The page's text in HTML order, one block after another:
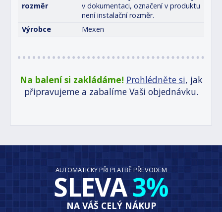
rozměr
v dokumentaci, označení v produktu
není instalační rozměr.
Výrobce
Mexen
Na balení si zakládáme! Prohlédněte si, jak
připravujeme a zabalíme Vaši objednávku.
AUTOMATICKY PŘI PLATBĚ PŘEVODEM
SLEVA3%
NA VÁŠ CELÝ NÁKUP